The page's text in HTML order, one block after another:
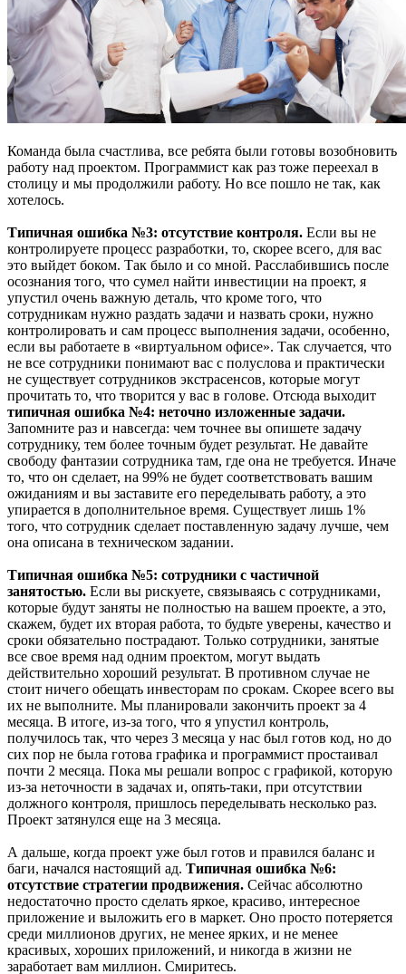
Команда была счастлива, все ребята были готовы возобновить
работу над проектом. Программист как раз тоже переехал в
столицу и мы продолжили работу. Но все пошло не так, как
хотелось.
Типичная ошибка №3: отсутствие контроля. Если вы не
контролируете процесс разработки, то, скорее всего, для вас
это выйдет боком. Так было и со мной. Расслабившись после
осознания того, что сумел найти инвестиции на проект, я
упустил очень важную деталь, что кроме того, что
сотрудникам нужно раздать задачи и назвать сроки, нужно
контролировать и сам процесс выполнения задачи, особенно,
если вы работаете в «виртуальном офисе». Так случается, что
не все сотрудники понимают вас с полуслова и практически
не существует сотрудников экстрасенсов, которые могут
прочитать то, что творится у вас в голове. Отсюда выходит
типичная ошибка №4: неточно изложенные задачи.
Запомните раз и навсегда: чем точнее вы опишете задачу
сотруднику, тем более точным будет результат. Не давайте
свободу фантазии сотрудника там, где она не требуется. Иначе
то, что он сделает, на 99% не будет соответствовать вашим
ожиданиям и вы заставите его переделывать работу, а это
упирается в дополнительное время. Существует лишь 1%
того, что сотрудник сделает поставленную задачу лучше, чем
она описана в техническом задании.
Типичная ошибка №5: сотрудники с частичной
занятостью. Если вы рискуете, связываясь с сотрудниками,
которые будут заняты не полностью на вашем проекте, а это,
скажем, будет их вторая работа, то будьте уверены, качество и
сроки обязательно пострадают. Только сотрудники, занятые
все свое время над одним проектом, могут выдать
действительно хороший результат. В противном случае не
стоит ничего обещать инвесторам по срокам. Скорее всего вы
их не выполните. Мы планировали закончить проект за 4
месяца. В итоге, из-за того, что я упустил контроль,
получилось так, что через 3 месяца у нас был готов код, но до
сих пор не была готова графика и программист простаивал
почти 2 месяца. Пока мы решали вопрос с графикой, которую
из-за неточности в задачах и, опять-таки, при отсутствии
должного контроля, пришлось переделывать несколько раз.
Проект затянулся еще на 3 месяца.
А дальше, когда проект уже был готов и правился баланс и
баги, начался настоящий ад. Типичная ошибка №6:
отсутствие стратегии продвижения. Сейчас абсолютно
недостаточно просто сделать яркое, красиво, интересное
приложение и выложить его в маркет. Оно просто потеряется
среди миллионов других, не менее ярких, и не менее
красивых, хороших приложений, и никогда в жизни не
заработает вам миллион. Смиритесь.